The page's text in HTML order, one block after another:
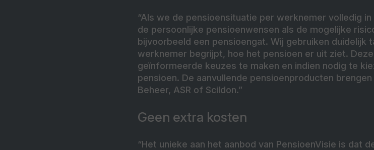
“Als we de pensioensituatie per werknemer volledig
de persoonlijke pensioenwensen als de mogelijke
bijvoorbeeld een pensioengat. Wij gebruiken duidelijk
werknemer begrijpt, hoe het pensioen er uit ziet.
geïnformeerde keuzes te maken en indien nodig te
pensioen. De aanvullende pensioenproducten
Beheer, ASR of Scildon.”
Geen extra kosten
“Het unieke aan het aanbod van PensioenVisie is dat